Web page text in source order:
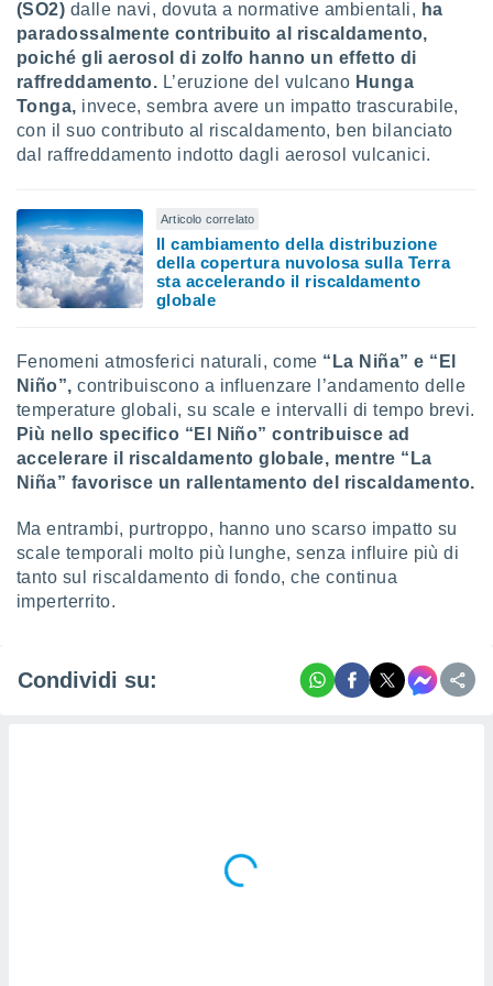
(SO2) dalle navi, dovuta a normative ambientali, ha
paradossalmente contribuito al riscaldamento,
poiché gli aerosol di zolfo hanno un effetto di
raffreddamento. L’eruzione del vulcano Hunga
Tonga, invece, sembra avere un impatto trascurabile,
con il suo contributo al riscaldamento, ben bilanciato
dal raffreddamento indotto dagli aerosol vulcanici.
Articolo correlato
Il cambiamento della distribuzione
della copertura nuvolosa sulla Terra
sta accelerando il riscaldamento
globale
Fenomeni atmosferici naturali, come “La Niña” e “El
Niño”, contribuiscono a influenzare l’andamento delle
temperature globali, su scale e intervalli di tempo brevi.
Più nello specifico “El Niño” contribuisce ad
accelerare il riscaldamento globale, mentre “La
Niña” favorisce un rallentamento del riscaldamento.
Ma entrambi, purtroppo, hanno uno scarso impatto su
scale temporali molto più lunghe, senza influire più di
tanto sul riscaldamento di fondo, che continua
imperterrito.
Condividi su: